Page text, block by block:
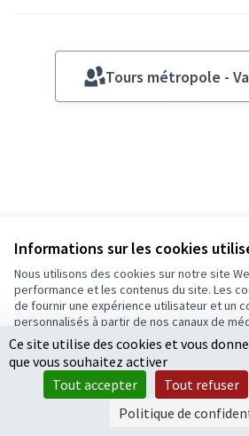
Informations sur les cookies
Nous utilisons des cookies sur notre site
performance et les contenus du site. Les
de fournir une expérience utilisateur et un
personnalisés à partir de nos canaux de
Tout accepter
Accepter seulement les
Paramètres
Tours métropole -
Conditions d'utilisation
Paramètres des cookies
logiciel libre Decidim
(Lien
.
Ce site utilise des cookies et vous
que vous souhaitez activer
Tout accepter
Tout refuser
Politique de